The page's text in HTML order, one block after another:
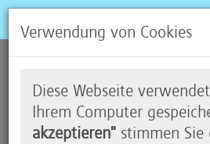
Offline Coding
Verwendung von Cookies
Diese Webseite
Ihrem Computer
akzeptieren" stimmen